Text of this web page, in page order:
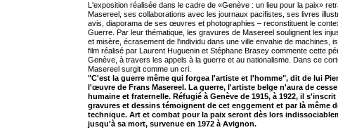
L'exposition réalisée dans le cadre de «Genève : un lieu pour la paix»
Masereel, ses collaborations avec les journaux pacifistes, ses livres
avis, diaporama de ses œuvres et photographies – reconstituent le
Guerre. Par leur thématique, les gravures de Masereel soulignent les
et misère, écrasement de l'individu dans une ville envahie de machines,
film réalisé par Laurent Huguenin et Stéphane Brasey commente cette
Genève, à travers les appels à la guerre et au nationalisme. Dans ce
Masereel surgit comme un cri.
"C'est la guerre même qui forgea l'artiste et l'homme", dit de lui
l'œuvre de Frans Masereel. La guerre, l'artiste belge n'aura de
humaine et fraternelle. Réfugié à Genève de 1915, à 1922, il
gravures et dessins témoignent de cet enggement et par là même
technique. Art et combat pour la paix seront dès lors
jusqu'à sa mort, survenue en 1972 à Avignon.